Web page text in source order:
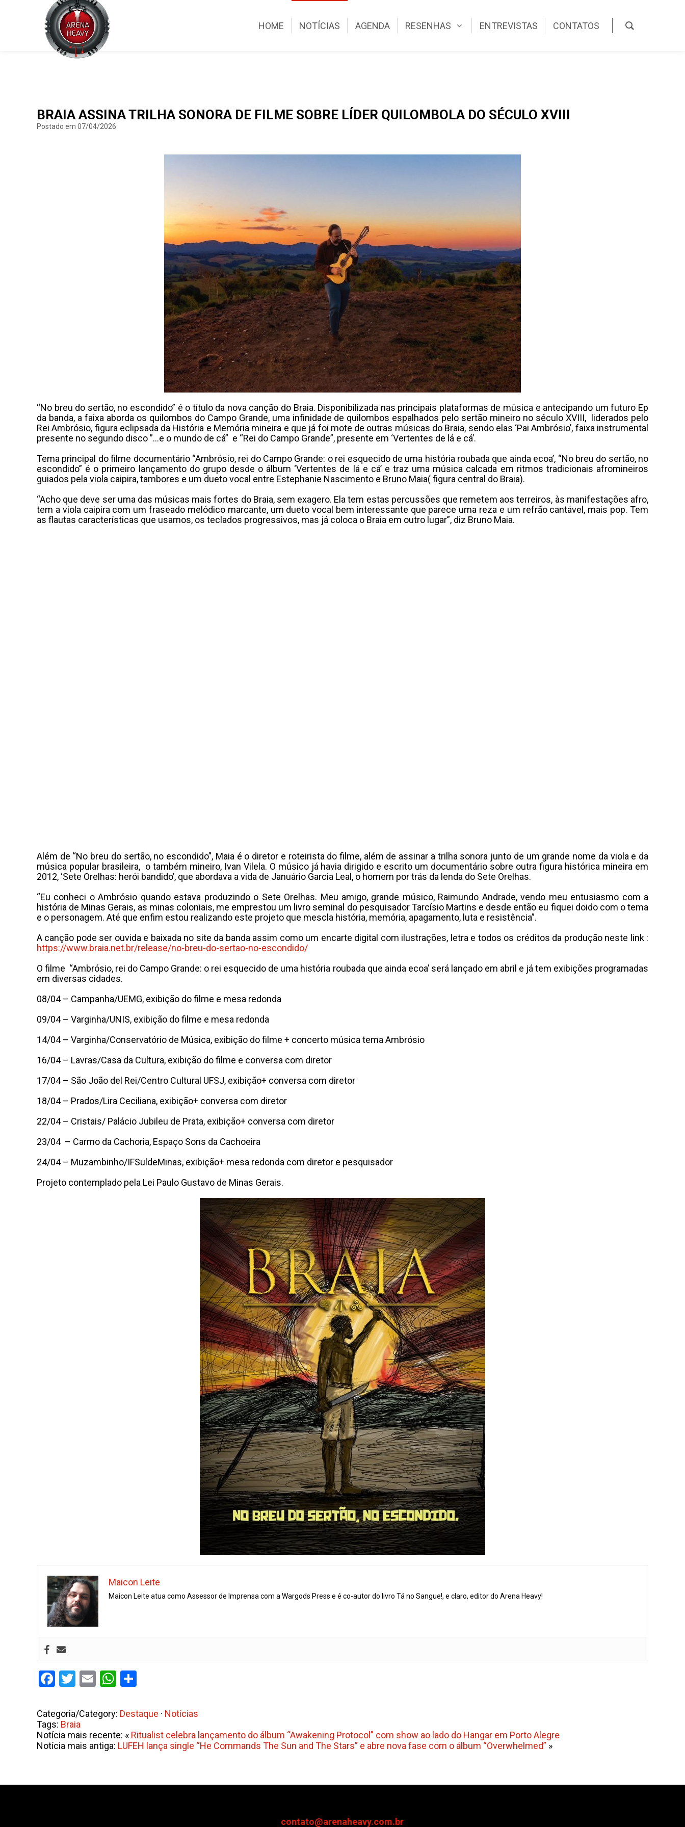
HOME NOTÍCIAS AGENDA RESENHAS ENTREVISTAS CONTATOS
BRAIA ASSINA TRILHA SONORA DE FILME SOBRE LÍDER QUILOMBOLA DO SÉCULO XVIII
Postado em 07/04/2026
“No breu do sertão, no escondido” é o título da nova canção do Braia. Disponibilizada nas principais plataformas de música e antecipando um futuro Ep
da banda, a faixa aborda os quilombos do Campo Grande, uma infinidade de quilombos espalhados pelo sertão mineiro no século XVIII, liderados pelo
Rei Ambrósio, figura eclipsada da História e Memória mineira e que já foi mote de outras músicas do Braia, sendo elas ‘Pai Ambrósio’, faixa instrumental
presente no segundo disco ”…e o mundo de cá” e “Rei do Campo Grande”, presente em ‘Vertentes de lá e cá’.
Tema principal do filme documentário “Ambrósio, rei do Campo Grande: o rei esquecido de uma história roubada que ainda ecoa’, “No breu do sertão, no
escondido” é o primeiro lançamento do grupo desde o álbum ‘Vertentes de lá e cá’ e traz uma música calcada em ritmos tradicionais afromineiros
guiados pela viola caipira, tambores e um dueto vocal entre Estephanie Nascimento e Bruno Maia( figura central do Braia).
“Acho que deve ser uma das músicas mais fortes do Braia, sem exagero. Ela tem estas percussões que remetem aos terreiros, às manifestações afro,
tem a viola caipira com um fraseado melódico marcante, um dueto vocal bem interessante que parece uma reza e um refrão cantável, mais pop. Tem
as flautas características que usamos, os teclados progressivos, mas já coloca o Braia em outro lugar”, diz Bruno Maia.
Além de “No breu do sertão, no escondido”, Maia é o diretor e roteirista do filme, além de assinar a trilha sonora junto de um grande nome da viola e da
música popular brasileira, o também mineiro, Ivan Vilela. O músico já havia dirigido e escrito um documentário sobre outra figura histórica mineira em
2012, ‘Sete Orelhas: herói bandido’, que abordava a vida de Januário Garcia Leal, o homem por trás da lenda do Sete Orelhas.
“Eu conheci o Ambrósio quando estava produzindo o Sete Orelhas. Meu amigo, grande músico, Raimundo Andrade, vendo meu entusiasmo com a
história de Minas Gerais, as minas coloniais, me emprestou um livro seminal do pesquisador Tarcísio Martins e desde então eu fiquei doido com o tema
e o personagem. Até que enfim estou realizando este projeto que mescla história, memória, apagamento, luta e resistência”.
A canção pode ser ouvida e baixada no site da banda assim como um encarte digital com ilustrações, letra e todos os créditos da produção neste link :
https://www.braia.net.br/release/no-breu-do-sertao-no-escondido/
O filme “Ambrósio, rei do Campo Grande: o rei esquecido de uma história roubada que ainda ecoa’ será lançado em abril e já tem exibições programadas
em diversas cidades.
08/04 – Campanha/UEMG, exibição do filme e mesa redonda
09/04 – Varginha/UNIS, exibição do filme e mesa redonda
14/04 – Varginha/Conservatório de Música, exibição do filme + concerto música tema Ambrósio
16/04 – Lavras/Casa da Cultura, exibição do filme e conversa com diretor
17/04 – São João del Rei/Centro Cultural UFSJ, exibição+ conversa com diretor
18/04 – Prados/Lira Ceciliana, exibição+ conversa com diretor
22/04 – Cristais/ Palácio Jubileu de Prata, exibição+ conversa com diretor
23/04 – Carmo da Cachoria, Espaço Sons da Cachoeira
24/04 – Muzambinho/IFSuldeMinas, exibição+ mesa redonda com diretor e pesquisador
Projeto contemplado pela Lei Paulo Gustavo de Minas Gerais.
Maicon Leite
Maicon Leite atua como Assessor de Imprensa com a Wargods Press e é co-autor do livro Tá no Sangue!, e claro, editor do Arena Heavy!
Facebook
Twitter
EmailWhatsApp
Categoria/Category: Destaque · Notícias
Tags: Braia
Notícia mais recente: « Ritualist celebra lançamento do álbum “Awakening Protocol” com show ao lado do Hangar em Porto Alegre
Notícia mais antiga: LUFEH lança single “He Commands The Sun and The Stars” e abre nova fase com o álbum “Overwhelmed” »
contato@arenaheavy.com.br